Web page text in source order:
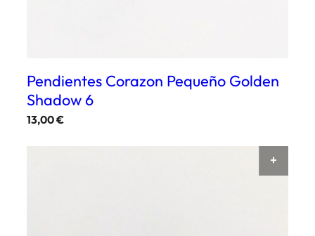
Pendientes Corazon Pequeño Golden
Shadow 6
13,00€